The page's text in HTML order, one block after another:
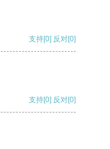
支持[0] 反对[0]
支持[0] 反对[0]